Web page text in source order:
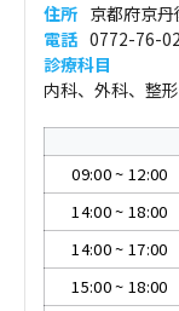
住所 京都府京
電話 0772-76-
診療科目
内科、外科、整
09:00~ 12:00
14:00~ 18:00
14:00~ 17:00
15:00~ 18:00